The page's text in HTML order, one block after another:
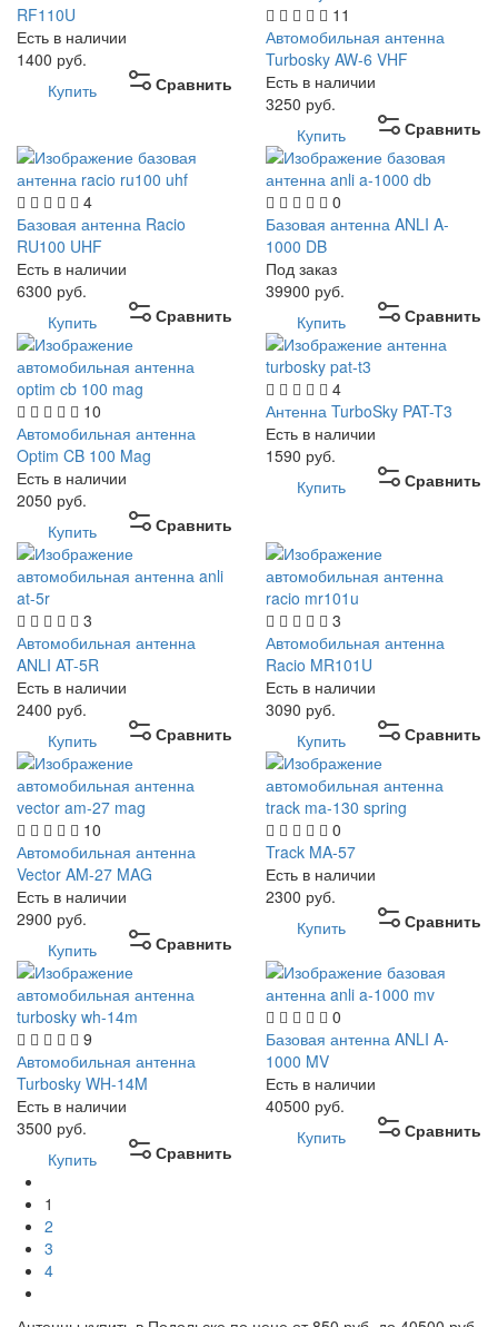
RF110U
Есть в наличии
1400 руб.
Сравнить
Купить
11
Автомобильная антенна
Turbosky AW-6 VHF
Есть в наличии
3250 руб.
Сравнить
Купить
4
Базовая антенна Racio
RU100 UHF
Есть в наличии
6300 руб.
Сравнить
Купить
0
Базовая антенна ANLI A-
1000 DB
Под заказ
39900 руб.
Сравнить
Купить
10
Автомобильная антенна
Optim CB 100 Mag
Есть в наличии
2050 руб.
Сравнить
Купить
4
Антенна TurboSky PAT-T3
Есть в наличии
1590 руб.
Сравнить
Купить
3
Автомобильная антенна
ANLI AT-5R
Есть в наличии
2400 руб.
Сравнить
Купить
3
Автомобильная антенна
Racio MR101U
Есть в наличии
3090 руб.
Сравнить
Купить
10
Автомобильная антенна
Vector AM-27 MAG
Есть в наличии
2900 руб.
Сравнить
Купить
0
Track MA-57
Есть в наличии
2300 руб.
Сравнить
Купить
9
Автомобильная антенна
Turbosky WH-14M
Есть в наличии
3500 руб.
Сравнить
Купить
0
Базовая антенна ANLI A-
1000 MV
Есть в наличии
40500 руб.
Сравнить
Купить
1
2
3
4